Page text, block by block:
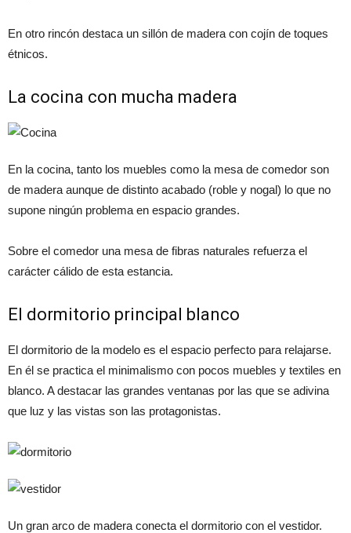
En otro rincón destaca un sillón de madera con cojín de toques
étnicos.
La cocina con mucha madera
En la cocina, tanto los muebles como la mesa de comedor son
de madera aunque de distinto acabado (roble y nogal) lo que no
supone ningún problema en espacio grandes.
Sobre el comedor una mesa de fibras naturales refuerza el
carácter cálido de esta estancia.
El dormitorio principal blanco
El dormitorio de la modelo es el espacio perfecto para relajarse.
En él se practica el minimalismo con pocos muebles y textiles en
blanco. A destacar las grandes ventanas por las que se adivina
que luz y las vistas son las protagonistas.
Un gran arco de madera conecta el dormitorio con el vestidor.